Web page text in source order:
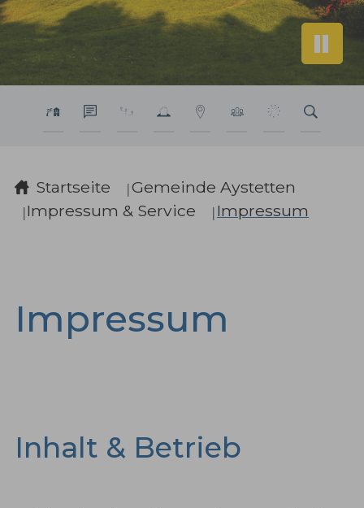
Startseite
Gemeinde Aystetten
Impressum & Service
Impressum
Impressum
Inhalt & Betrieb